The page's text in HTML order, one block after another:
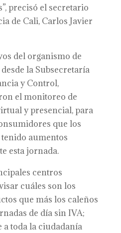
precisó el secretario
de Cali, Carlos Javier
del organismo de
la Subsecretaría
y Control,
el monitoreo de
y presencial, para
que los
aumentos
esta jornada.
centros
cuáles son los
que más los caleños
de día sin IVA;
a toda la ciudadanía